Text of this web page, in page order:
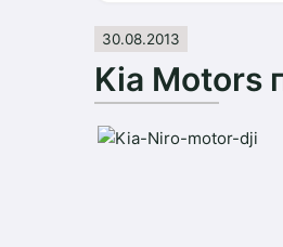
30.08.2013
Kia Motors